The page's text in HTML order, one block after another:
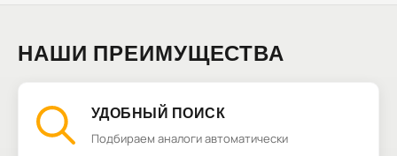
НАШИ ПРЕИМУЩЕСТВА
УДОБНЫЙ ПОИСК
Подбираем аналоги автоматически